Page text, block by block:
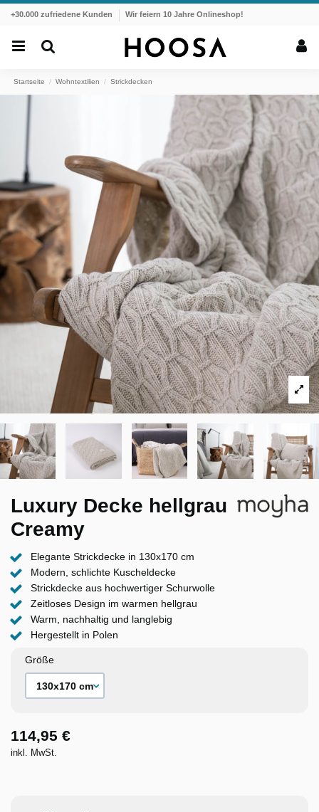
+30.000 zufriedene Kunden Wir feiern 10 Jahre Onlineshop!
Startseite Wohntextilien Strickdecken
Luxury Decke hellgrau
Creamy
Elegante Strickdecke in 130x170 cm
Modern, schlichte Kuscheldecke
Strickdecke aus hochwertiger Schurwolle
Zeitloses Design im warmen hellgrau
Warm, nachhaltig und langlebig
Hergestellt in Polen
Größe
114,95 €
inkl. MwSt.